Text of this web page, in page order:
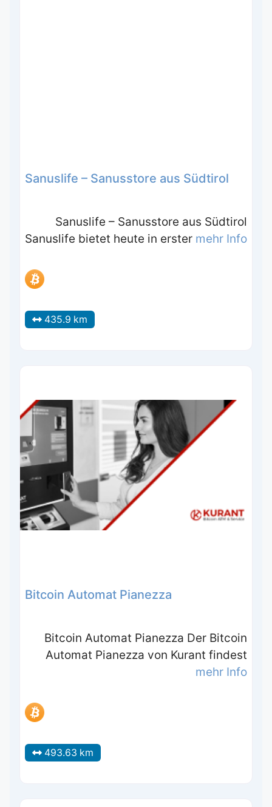
Sanuslife – Sanusstore aus Südtirol
Sanuslife – Sanusstore aus Südtirol
Sanuslife bietet heute in erster mehr Info
435.9 km
Bitcoin Automat Pianezza
Bitcoin Automat Pianezza Der Bitcoin
Automat Pianezza von Kurant findest
mehr Info
493.63 km